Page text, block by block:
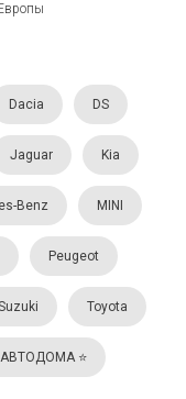
Dacia DS
Jaguar Kia
Benz MINI
Peugeot
Toyota
АВТОДОМА ⭐️